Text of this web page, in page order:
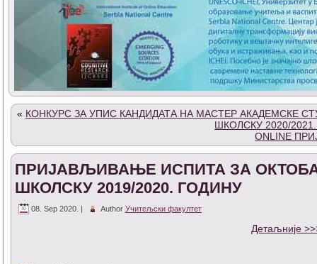
« КОНКУРС ЗА УПИС КАНДИДАТА НА МАСТЕР АКАДЕМСКЕ
ШКОЛСКУ 2020/
ONLINE
ПРИЈАВЉИВАЊЕ ИСПИТА ЗА
ШКОЛСКУ 2019/2020. ГОДИНУ
08. Sep 2020. | Author Учитељски факултет
Детаљније